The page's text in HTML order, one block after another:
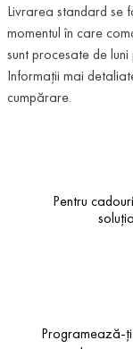
Livrarea standard se
momentul în care
sunt procesate de
Informații mai
cumpărare.
Pentru
Programează-